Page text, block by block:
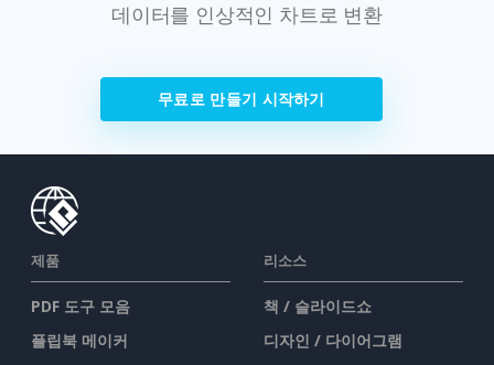
데이터를 인상적인 차트로 변환
무료로 만들기 시작하기
제품
PDF 도구 모음
플립북 메이커
리소스
책 / 슬라이드쇼
디자인 / 다이어그램